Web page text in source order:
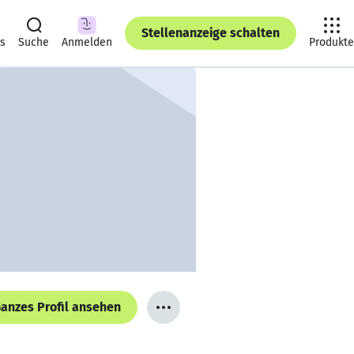
Suche Anmelden
Stellenanzeige schalten
Produkte
Profil ansehen